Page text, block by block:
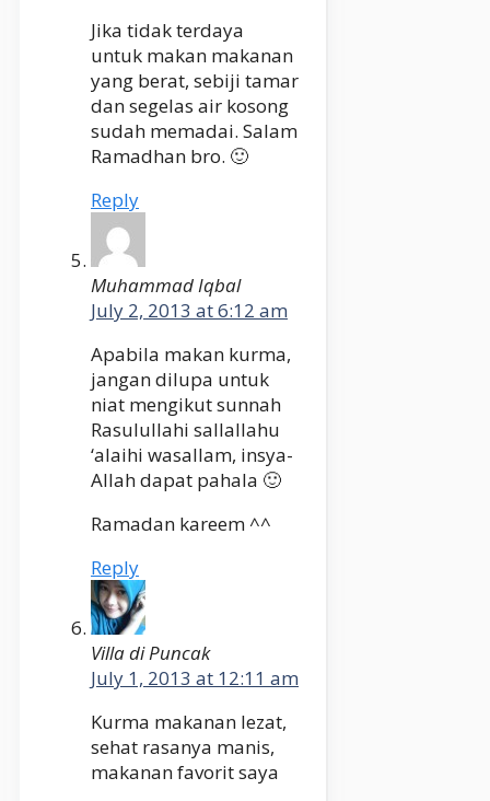
Jika tidak terdaya
untuk makan makanan
yang berat, sebiji tamar
dan segelas air kosong
sudah memadai. Salam
Ramadhan bro. 🙂
Reply
Muhammad Iqbal
July 2, 2013 at 6:12 am
Apabila makan kurma,
jangan dilupa untuk
niat mengikut sunnah
Rasulullahi sallallahu
‘alaihi wasallam, insya-
Allah dapat pahala 🙂
Ramadan kareem ^^
Reply
Villa di Puncak
July 1, 2013 at 12:11 am
Kurma makanan lezat,
sehat rasanya manis,
makanan favorit saya